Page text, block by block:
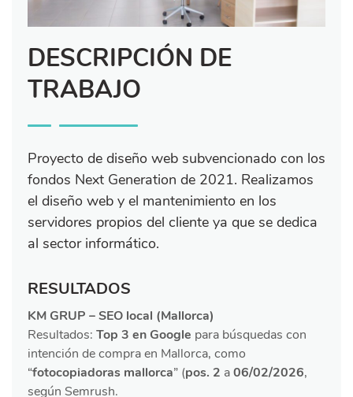
DESCRIPCIÓN DE
TRABAJO
Proyecto de diseño web subvencionado con los
fondos Next Generation de 2021. Realizamos
el diseño web y el mantenimiento en los
servidores propios del cliente ya que se dedica
al sector informático.
RESULTADOS
KM GRUP – SEO local (Mallorca)
Resultados: Top 3 en Google para búsquedas con
intención de compra en Mallorca, como
“fotocopiadoras mallorca” (pos. 2 a06/02/2026,
según Semrush.